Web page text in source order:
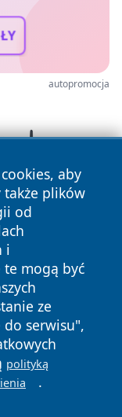
autopromocja
aby
także plików
od
i
te mogą być
ze
do serwisu",
polityką
.
prawa
Polityka
Cookies